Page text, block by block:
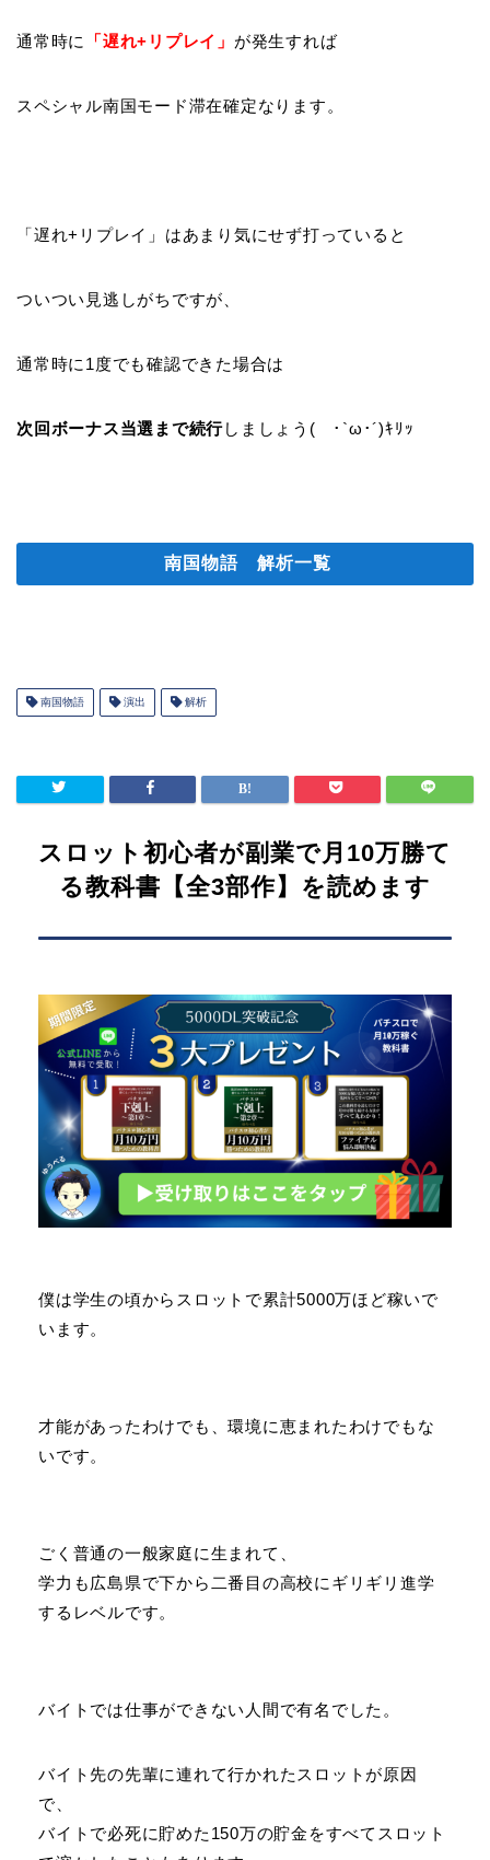
通常時に 「遅れ+リプレイ」 が発生すれば
スペシャル南国モード滞在確定なります。
「遅れ+リプレイ」はあまり気にせず打っていると
ついつい見逃しがちですが、
通常時に1度でも確認できた場合は
次回ボーナス当選まで続行しましょう( ･`ω･´)ｷﾘｯ
南国物語 解析一覧
南国物語 演出 解析
スロット初心者が副業で月10万勝て
る教科書【全3部作】を読めます
僕は学生の頃からスロットで累計5000万ほど稼いで
います。
才能があったわけでも、環境に恵まれたわけでもな
いです。
ごく普通の一般家庭に生まれて、
学力も広島県で下から二番目の高校にギリギリ進学
するレベルです。
バイトでは仕事ができない人間で有名でした。
バイト先の先輩に連れて行かれたスロットが原因
で、
バイトで必死に貯めた150万の貯金をすべてスロット